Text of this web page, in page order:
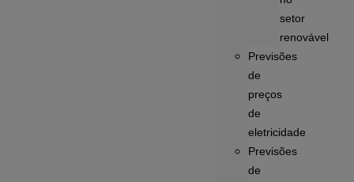
setor
renovável
Previsões
de
preços
de
eletricidade
Previsões
de